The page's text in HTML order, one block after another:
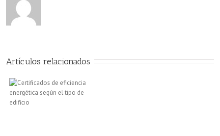
Eficiencia
Artículos relacionados